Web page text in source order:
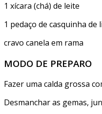
1 xícara (chá) de leite
1 pedaço de casquinha de
cravo canela em rama
MODO DE PREPARO
Fazer uma calda grossa
Desmanchar as gemas,